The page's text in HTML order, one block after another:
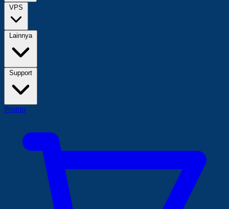
VPS
Lainnya
Support
Promo